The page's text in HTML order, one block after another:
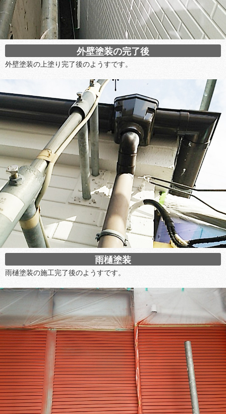
外壁塗装の完了後
外壁塗装の上塗り完了後のようすです。
雨樋塗装
雨樋塗装の施工完了後のようすです。